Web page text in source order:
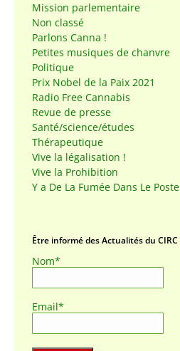
Mission parlementaire
Non classé
Parlons Canna !
Petites musiques de chanvre
Politique
Prix Nobel de la Paix 2021
Radio Free Cannabis
Revue de presse
Santé/science/études
Thérapeutique
Vive la légalisation !
Vive la Prohibition
Y a De La Fumée Dans Le Poste
Être informé des Actualités du CIRC
Nom*
Email*